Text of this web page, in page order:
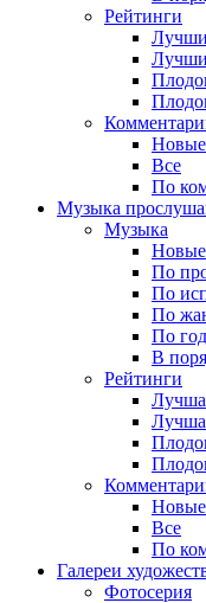
Рейтинги
Новые
Все
По
Музыка
Музыка
Новые
По
По
По
По
В
Рейтинги
Новые
Все
По
Галереи
Фотосерия